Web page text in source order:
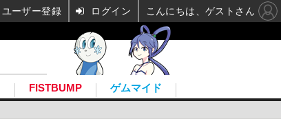
FISTBUMP ゲムマイド
ユーザー登録 ログイン こんにちは、ゲストさん